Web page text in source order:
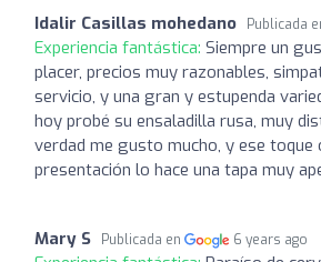
Idalir Casillas mohedano Publicada
Experiencia fantástica: Siempre un
placer, precios muy razonables,
servicio, y una gran y estupenda
hoy probé su ensaladilla rusa, muy
verdad me gusto mucho, y ese toque
presentación lo hace una tapa muy
Mary S Publicada en 6 years ago